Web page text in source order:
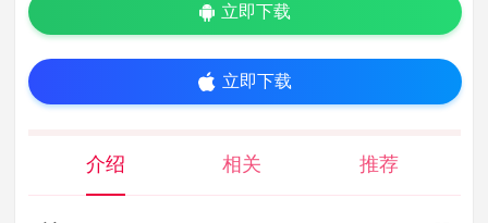
立即下载
立即下载
介绍 相关 推荐